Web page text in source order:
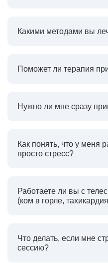
Какими методами вы
Поможет ли терапия
Нужно ли мне сразу
Как понять, что у меня
просто стресс?
Работаете ли вы с
(ком в горле,
Что делать, если мне
сессию?